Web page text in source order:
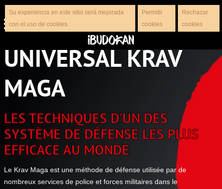
UNIVERSAL KRAV
MAGA
LES TECHNIQUES D'UN DES
SYSTÈME DE DÉFENSE LES PLUS
EFFICACE AU MONDE
Le Krav Maga est une méthode de défense utilisée par de
nombreux services de police et forces militaires dans le
Su experiencia en este sitio será mejorada
con el uso de cookies.
Permitir
cookies
Rechazar
cookies